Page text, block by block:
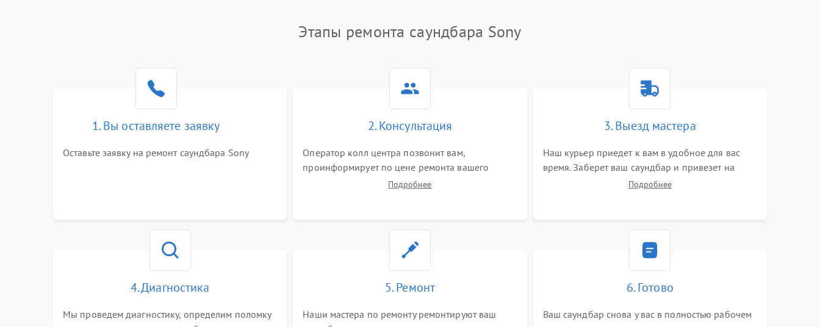
Этапы ремонта саундбара Sony
1. Вы оставляете заявку
Оставьте заявку на ремонт саундбара Sony
2. Консультация
Оператор колл центра позвонит вам,
проинформирует по цене ремонта вашего
саундбара а также ответит на все ваши вопросы.
Подробнее
3. Выезд мастера
Наш курьер приедет к вам в удобное для вас
время. Заберет ваш саундбар и привезет на
склад для диагностики.Подробнее
4. Диагностика
Мы проведем диагностику, определим поломку
5. Ремонт
Наши мастера по ремонту ремонтируют ваш
6. Готово
Ваш саундбар снова у вас в полностью рабочем